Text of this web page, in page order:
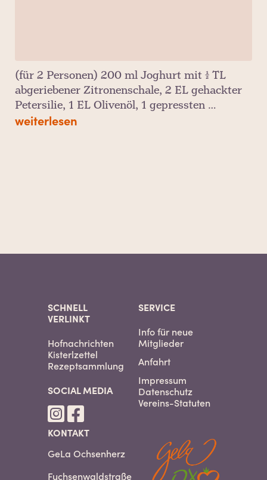
(für 2 Personen) 200 ml Joghurt mit ½ TL
abgeriebener Zitronenschale, 2 EL gehackter
Petersilie, 1 EL Olivenöl, 1 gepressten …
weiterlesen
SCHNELL
VERLINKT
Hofnachrichten
Kisterlzettel
Rezeptsammlung
SOCIAL MEDIA
SERVICE
Info für neue
Mitglieder
Anfahrt
Impressum
Datenschutz
Vereins-Statuten
KONTAKT
GeLa Ochsenherz
Fuchsenwaldstraße